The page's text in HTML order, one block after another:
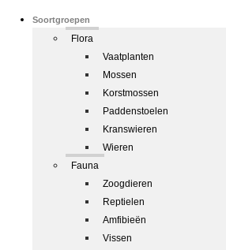
Soortgroepen
Flora
Vaatplanten
Mossen
Korstmossen
Paddenstoelen
Kranswieren
Wieren
Fauna
Zoogdieren
Reptielen
Amfibieën
Vissen